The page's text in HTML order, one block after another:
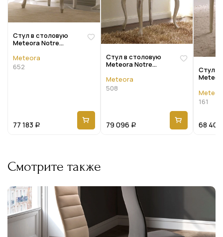
Стул в столовую
Meteora Notre
Meteora
652
77 183 Р
Стул в столовую
Meteora Notre
Meteora
508
79 096 Р
Стул в
161
68 407
Смотрите также